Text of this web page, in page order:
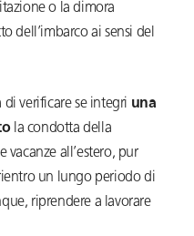
o la dimora
dell’imbarco ai sensi del
verificare se integri una
la condotta della
vacanze all’estero, pur
un lungo periodo di
riprendere a lavorare